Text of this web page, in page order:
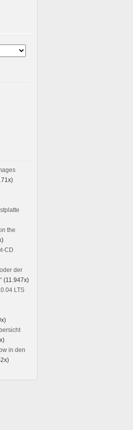
the
CD
der
(11.947x)
LTS
in den